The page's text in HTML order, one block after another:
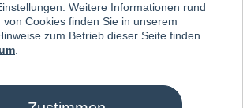
Schlüsselband - Kids
Weitere Informationen rund
von Cookies finden Sie in unserem
Hinweise zum Betrieb dieser Seite finden